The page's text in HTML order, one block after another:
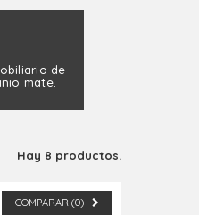
de
mate.
Hay 8 productos.
COMPARAR (0)